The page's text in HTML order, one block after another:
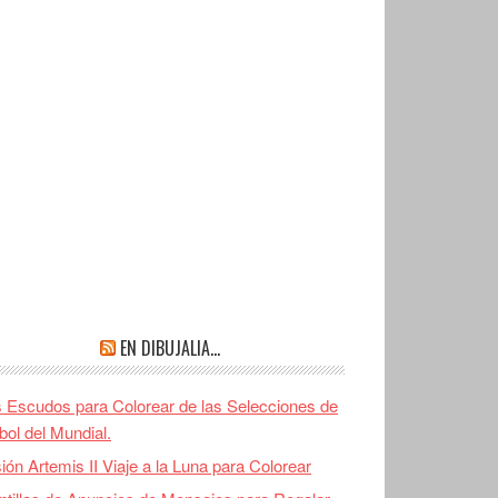
EN DIBUJALIA…
Escudos para Colorear de las Selecciones de
del Mundial.
Artemis II Viaje a la Luna para Colorear